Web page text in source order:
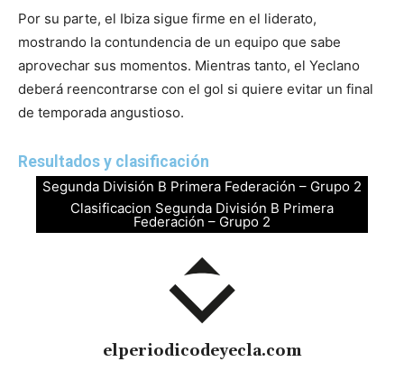
Por su parte, el Ibiza sigue firme en el liderato,
mostrando la contundencia de un equipo que sabe
aprovechar sus momentos. Mientras tanto, el Yeclano
deberá reencontrarse con el gol si quiere evitar un final
de temporada angustioso.
Resultados y clasificación
Segunda División B Primera Federación – Grupo 2
Clasificacion Segunda División B Primera
Federación – Grupo 2
elperiodicodeyecla.com